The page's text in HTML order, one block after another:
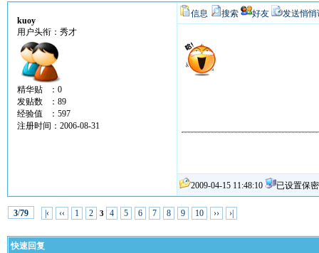
kuoy
用户头衔：秀才
精华贴 ：0
发贴数 ：89
经验值 ：597
注册时间：2006-08-31
信息 搜索 好友 发送悄悄
2009-04-15 11:48:10 已设置保密
3/79 |‹ ‹‹ 1 2 3 4 5 6 7 8 9 10 ›› ›|
快速回复